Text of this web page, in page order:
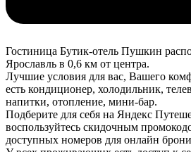
Гостиница Бутик-отель Пушкин
Ярославль в 0,6 км от центра.
Лучшие условия для вас, Вашего
есть кондиционер, холодильник,
напитки, отопление, мини-бар.
Подберите для себя на Яндекс
воспользуйтесь скидочным
доступных номеров для онлайн